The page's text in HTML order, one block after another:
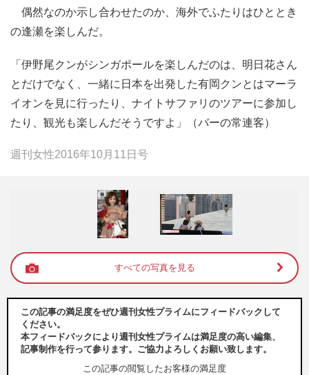
偶然なのか示し合わせたのか、海外でふたりはひととき
の逢瀬を楽しんだ。
「伊野尾クンがシンガポールを楽しんだのは、明日花さん
とだけでなく、一緒に日本を出発した有岡クンとはマーラ
イオンを見に行ったり、ナイトサファリのツアーに参加し
たり、観光も楽しんだそうですよ」（バーの常連客）
週刊女性2016年10月11日号
すべての写真を見る
この記事の満足度をぜひ週刊女性プライムにフィードバックして
ください。
本フィードバックにより週刊女性プライムは満足度の高い編集、
記事制作を行って参ります。ご協力よろしくお願い致します。
この記事の閲覧したお客様の満足度